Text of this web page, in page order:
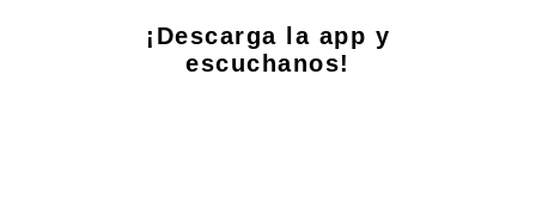
¡Descarga la app y
escuchanos!